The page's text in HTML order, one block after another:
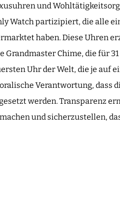
und
Watch partizipiert, die alle
haben. Diese Uhren
Grandmaster Chime, die für
Uhr der Welt, die je auf
Verantwortung, dass
werden. Transparenz
und sicherzustellen,